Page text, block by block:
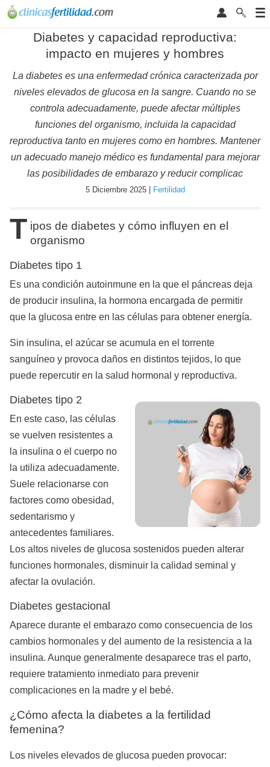
Diabetes y capacidad reproductiva:
impacto en mujeres y hombres
La diabetes es una enfermedad crónica caracterizada por
niveles elevados de glucosa en la sangre. Cuando no se
controla adecuadamente, puede afectar múltiples
funciones del organismo, incluida la capacidad
reproductiva tanto en mujeres como en hombres. Mantener
un adecuado manejo médico es fundamental para mejorar
las posibilidades de embarazo y reducir complicac
5 Diciembre 2025 | Fertilidad
T ipos de diabetes y cómo influyen en el
organismo
Diabetes tipo 1
Es una condición autoinmune en la que el páncreas deja
de producir insulina, la hormona encargada de permitir
que la glucosa entre en las células para obtener energía.
Sin insulina, el azúcar se acumula en el torrente
sanguíneo y provoca daños en distintos tejidos, lo que
puede repercutir en la salud hormonal y reproductiva.
Diabetes tipo 2
En este caso, las células
se vuelven resistentes a
la insulina o el cuerpo no
la utiliza adecuadamente.
Suele relacionarse con
factores como obesidad,
sedentarismo y
antecedentes familiares.
Los altos niveles de glucosa sostenidos pueden alterar
funciones hormonales, disminuir la calidad seminal y
afectar la ovulación.
Diabetes gestacional
Aparece durante el embarazo como consecuencia de los
cambios hormonales y del aumento de la resistencia a la
insulina. Aunque generalmente desaparece tras el parto,
requiere tratamiento inmediato para prevenir
complicaciones en la madre y el bebé.
¿Cómo afecta la diabetes a la fertilidad
femenina?
Los niveles elevados de glucosa pueden provocar: